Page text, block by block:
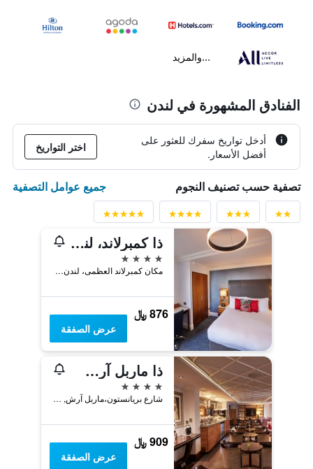
...والمزيد
الفنادق المشهورة في لندن
أدخل تواريخ سفرك للعثور على
أفضل الأسعار.
اختر التواريخ
تصفية حسب تصنيف النجوم جميع عوامل التصفية
ذا كمبرلاند، لندن
4 نجوم
مكان كمبرلاند العظمى، لندن، مرليبون, لندن, المملكة المتحدة
876 ﷼
عرض الصفقة
ذا ماربل آرش هوتل، باي ثيسل
4 نجوم
شارع بريانستون،ماربل آرش, لندن, المملكة المتحدة
909 ﷼
عرض الصفقة